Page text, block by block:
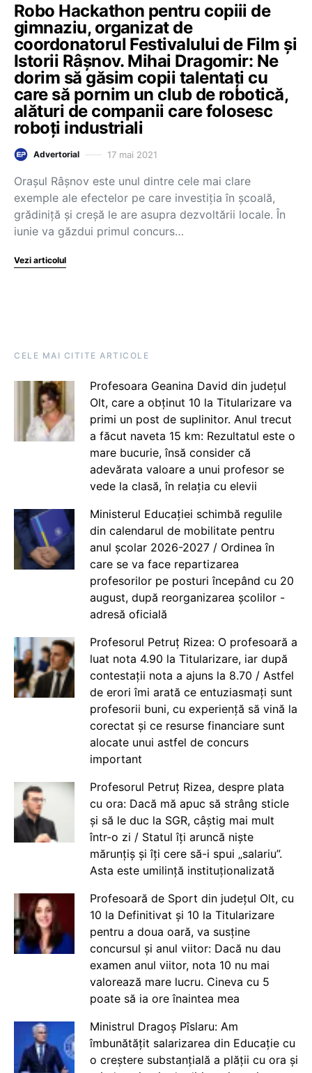
Robo Hackathon pentru copiii de
gimnaziu, organizat de
coordonatorul Festivalului de Film și
Istorii Râșnov. Mihai Dragomir: Ne
dorim să găsim copii talentați cu
care să pornim un club de robotică,
alături de companii care folosesc
roboți industriali
Advertorial 17 mai 2021
Orașul Râșnov este unul dintre cele mai clare
exemple ale efectelor pe care investiția în școală,
grădiniță și creșă le are asupra dezvoltării locale. În
iunie va găzdui primul concurs…
Vezi articolul
CELE MAI CITITE ARTICOLE
Profesoara Geanina David din județul
Olt, care a obținut 10 la Titularizare va
primi un post de suplinitor. Anul trecut
a făcut naveta 15 km: Rezultatul este o
mare bucurie, însă consider că
adevărata valoare a unui profesor se
vede la clasă, în relația cu elevii
Ministerul Educației schimbă regulile
din calendarul de mobilitate pentru
anul școlar 2026-2027 / Ordinea în
care se va face repartizarea
profesorilor pe posturi începând cu 20
august, după reorganizarea școlilor -
adresă oficială
Profesorul Petruț Rizea: O profesoară a
luat nota 4.90 la Titularizare, iar după
contestații nota a ajuns la 8.70 / Astfel
de erori îmi arată ce entuziasmați sunt
profesorii buni, cu experiență să vină la
corectat și ce resurse financiare sunt
alocate unui astfel de concurs
important
Profesorul Petruț Rizea, despre plata
cu ora: Dacă mă apuc să strâng sticle
și să le duc la SGR, câștig mai mult
într-o zi / Statul îți aruncă niște
mărunțiș și îți cere să-i spui „salariu”.
Asta este umilință instituționalizată
Profesoară de Sport din județul Olt, cu
10 la Definitivat și 10 la Titularizare
pentru a doua oară, va susține
concursul și anul viitor: Dacă nu dau
examen anul viitor, nota 10 nu mai
valorează mare lucru. Cineva cu 5
poate să ia ore înaintea mea
Ministrul Dragoș Pîslaru: Am
îmbunătățit salarizarea din Educație cu
o creștere substanțială a plății cu ora și